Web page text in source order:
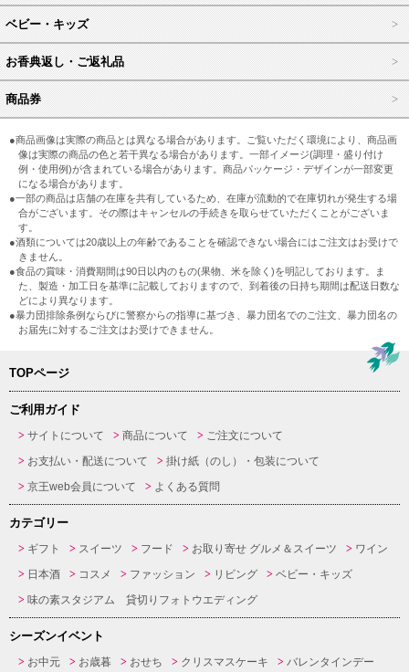
ベビー・キッズ
お香典返し・ご返礼品
商品券
●商品画像は実際の商品とは異なる場合があります。ご覧いただく環境により、商品画
像は実際の商品の色と若干異なる場合があります。一部イメージ(調理・盛り付け
例・使用例)が含まれている場合があります。商品パッケージ・デザインが一部変更
になる場合があります。
●一部の商品は店舗の在庫を共有しているため、在庫が流動的で在庫切れが発生する場
合がございます。その際はキャンセルの手続きを取らせていただくことがございま
す。
●酒類については20歳以上の年齢であることを確認できない場合にはご注文はお受けで
きません。
●食品の賞味・消費期間は90日以内のもの(果物、米を除く)を明記しております。ま
た、製造・加工日を基準に記載しておりますので、到着後の日持ち期間は配送日数な
どにより異なります。
●暴力団排除条例ならびに警察からの指導に基づき、暴力団名でのご注文、暴力団名の
お届先に対するご注文はお受けできません。
TOPページ
ご利用ガイド
サイトについて 商品について
ご注文について
お支払い・配送について
掛け紙（のし）・包装について
京王web会員について
よくある質問
カテゴリー
ギフト スイーツ フード お取り寄せ グルメ＆スイーツ
ワイン
日本酒
コスメ ファッション リビング
ベビー・キッズ
味の素スタジアム 貸切りフォトウエディング
シーズンイベント
お中元 お歳暮 おせち クリスマスケーキ
バレンタインデー